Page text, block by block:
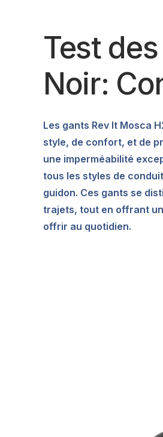
Test
Noir:
Les gants Rev It Mosca
style, de confort, et de
une imperméabilité
tous les styles de
guidon. Ces gants se
trajets, tout en offrant
offrir au quotidien.